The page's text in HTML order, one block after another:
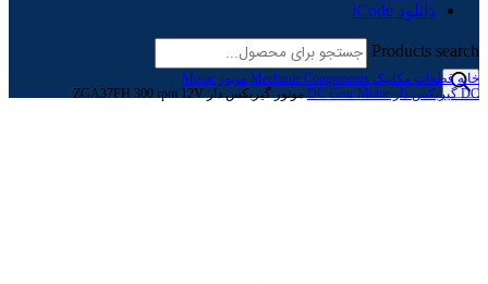
دانلود iCode
Products search
خانه قطعات مکانیک Mechanic Components
موتور Motor
DC گیربکس دار DC Gear Motor
موتور گیربکس دار ZGA37FH 300 rpm 12V